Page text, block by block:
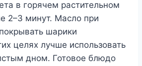
в горячем растительном
2–3 минут. Масло при
шарики
целях лучше использовать
дном. Готовое блюдо